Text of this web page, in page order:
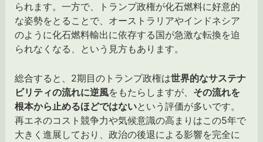
られます。一方で、トランプ政権が化石燃料に好意的
な姿勢をとることで、オーストラリアやインドネシア
のように化石燃料輸出に依存する国が急激な転換を迫
られなくなる、という見方もあります。
総合すると、2期目のトランプ政権は世界的なサステナ
ビリティの流れに逆風をもたらしますが、 その流れを
根本から止めるほどではないという評価が多いです。
再エネのコスト競争力や気候意識の高まりはこの5年で
大きく進展しており、政治の後退による影響を完全に